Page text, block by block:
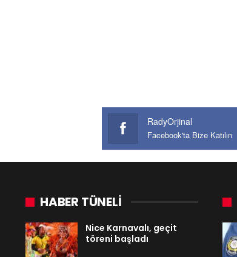
RadyOrjinal
Facebook'ta Bize Katılın
HABER TÜNELİ
Nice Karnavalı, geçit
töreni başladı